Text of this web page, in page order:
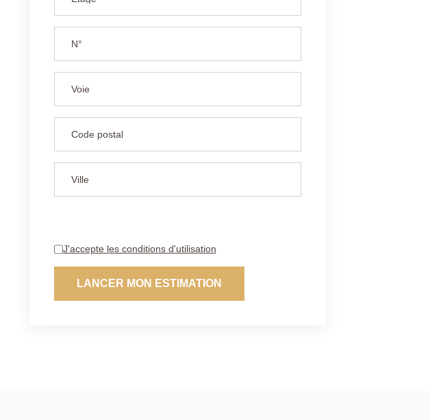
J'accepte les conditions d'utilisation
LANCER MON ESTIMATION